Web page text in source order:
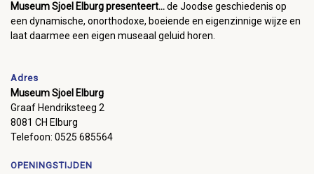
Museum Sjoel Elburg presenteert...de Joodse geschiedenis op
een dynamische, onorthodoxe, boeiende en eigenzinnige wijze en
laat daarmee een eigen museaal geluid horen.
Adres
Museum Sjoel Elburg
Graaf Hendriksteeg 2
8081 CH Elburg
Telefoon: 0525 685564
OPENINGSTIJDEN